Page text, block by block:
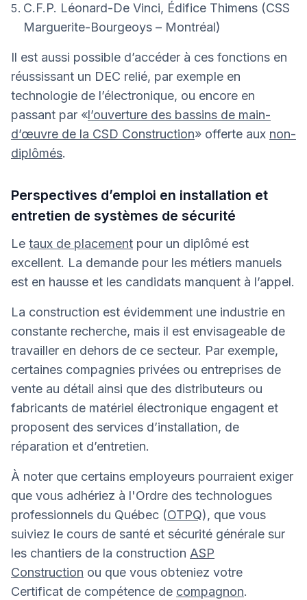
C.F.P. Léonard-De Vinci, Édifice Thimens (CSS
Marguerite-Bourgeoys – Montréal)
Il est aussi possible d’accéder à ces fonctions en
réussissant un DEC relié, par exemple en
technologie de l’électronique, ou encore en
passant par «l’ouverture des bassins de main-
d’œuvre de la CSD Construction» offerte aux non-
diplômés.
Perspectives d’emploi en installation et
entretien de systèmes de sécurité
Le taux de placement pour un diplômé est
excellent. La demande pour les métiers manuels
est en hausse et les candidats manquent à l’appel.
La construction est évidemment une industrie en
constante recherche, mais il est envisageable de
travailler en dehors de ce secteur. Par exemple,
certaines compagnies privées ou entreprises de
vente au détail ainsi que des distributeurs ou
fabricants de matériel électronique engagent et
proposent des services d’installation, de
réparation et d’entretien.
À noter que certains employeurs pourraient exiger
que vous adhériez à l'Ordre des technologues
professionnels du Québec (OTPQ), que vous
suiviez le cours de santé et sécurité générale sur
les chantiers de la construction ASP
Construction ou que vous obteniez votre
Certificat de compétence de compagnon.